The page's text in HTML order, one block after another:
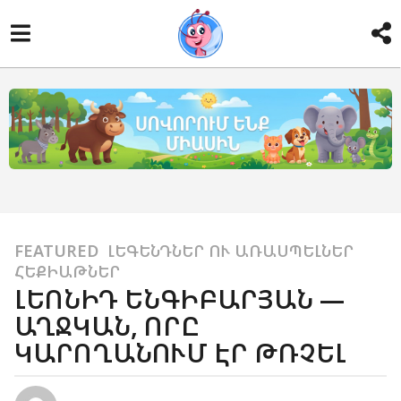
1
5
տ
ա
ր
FEATURED ,ԼԵԳԵՆԴՆԵՐ ՈՒ ԱՌԱՍՊԵԼՆԵՐ
ՀԵՔԻԱԹՆԵՐ
ԼԵՈՆԻԴ ԵՆԳԻԲԱՐՅԱՆ —
ԱՂՋԿԱՆ, ՈՐԸ
ԿԱՐՈՂԱՆՈՒՄ ԷՐ ԹՌՉԵԼ